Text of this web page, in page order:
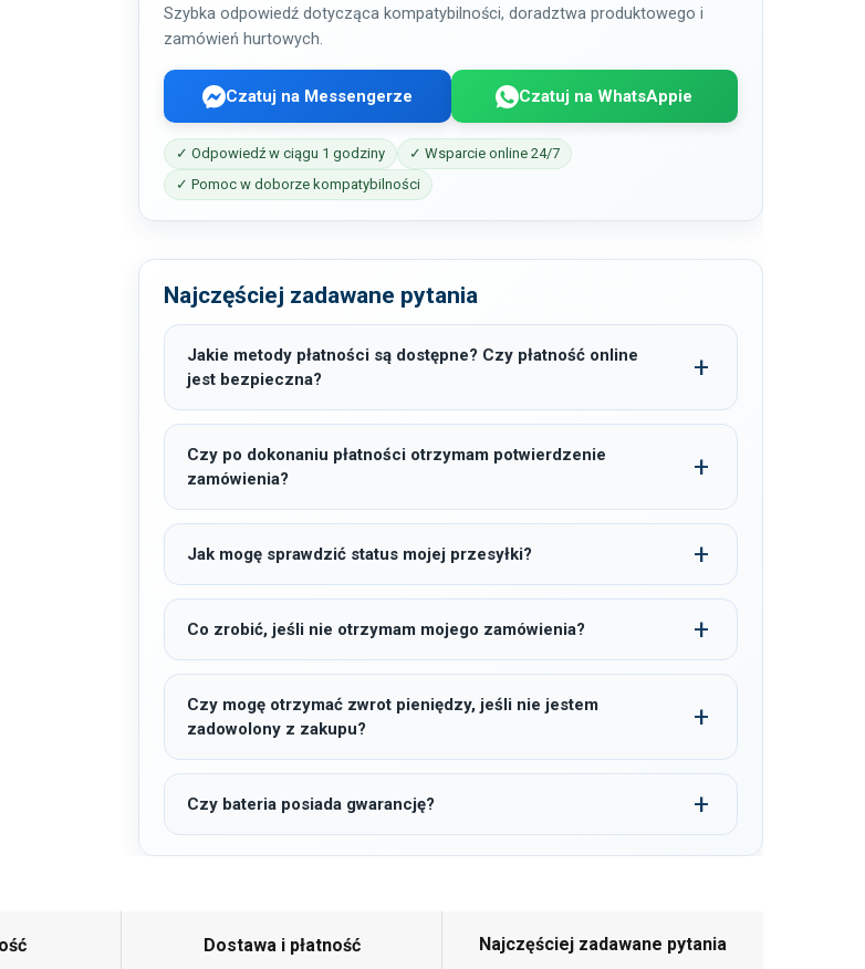
Szybka odpowiedź dotycząca kompatybilności, doradztwa produktowego i
zamówień hurtowych.
Czatuj na Messengerze Czatuj na WhatsAppie
✓ Odpowiedź w ciągu 1 godziny
✓ Wsparcie online 24/7
✓ Pomoc w doborze kompatybilności
Najczęściej zadawane pytania
Jakie metody płatności są dostępne? Czy płatność online
jest bezpieczna?
Czy po dokonaniu płatności otrzymam potwierdzenie
zamówienia?
Jak mogę sprawdzić status mojej przesyłki?
Co zrobić, jeśli nie otrzymam mojego zamówienia?
Czy mogę otrzymać zwrot pieniędzy, jeśli nie jestem
zadowolony z zakupu?
Czy bateria posiada gwarancję?
Dostawa i płatność Najczęściej zadawane pytania